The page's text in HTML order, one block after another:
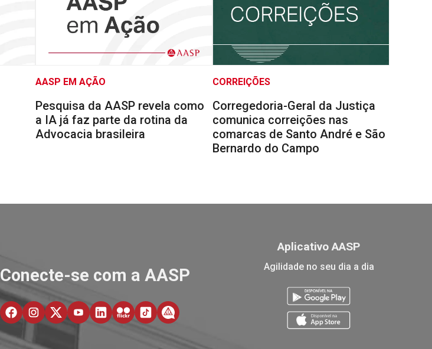
AASP EM AÇÃO
Pesquisa da AASP revela como
a IA já faz parte da rotina da
Advocacia brasileira
CORREIÇÕES
Corregedoria-Geral da Justiça
comunica correições nas
comarcas de Santo André e São
Bernardo do Campo
Conecte-se com a AASP
Aplicativo AASP
Agilidade no seu dia a dia